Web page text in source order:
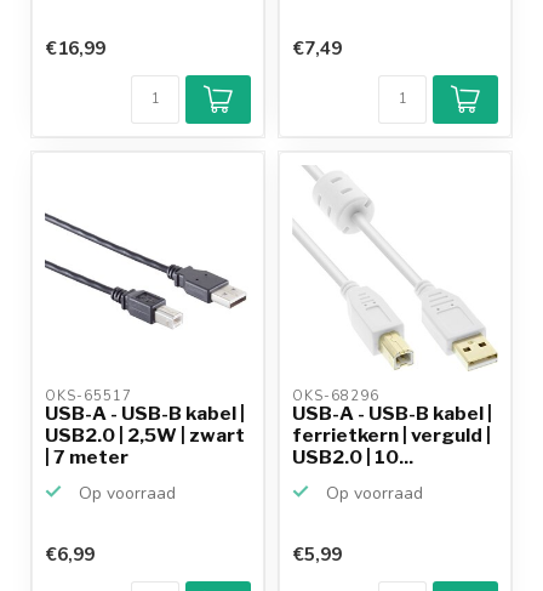
€16,99 €7,49
OKS-65517
USB-A - USB-B kabel |
USB2.0 | 2,5W | zwart
| 7 meter
Op voorraad
€6,99
OKS-68296
USB-A - USB-B kabel |
ferrietkern | verguld |
USB2.0 | 10...
Op voorraad
€5,99